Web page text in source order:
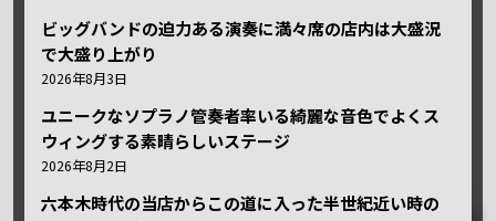
ビッグバンドの迫力ある演奏に満々席の店内は大盛況
で大盛り上がり
2026年8月3日
ユニークなソプラノ管奏者率いる綺麗な音色でよくス
ウィングする素晴らしいステージ
2026年8月2日
六本木時代の当店からこの道に入った半世紀近い時の